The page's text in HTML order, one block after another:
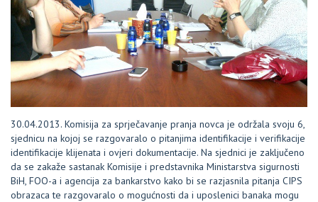
30.04.2013. Komisija za sprječavanje pranja novca je održala svoju 6,
sjednicu na kojoj se razgovaralo o pitanjima identifikacije i verifikacije
identifikacije klijenata i ovjeri dokumentacije. Na sjednici je zaključeno
da se zakaže sastanak Komisije i predstavnika Ministarstva sigurnosti
BiH, FOO-a i agencija za bankarstvo kako bi se razjasnila pitanja CIPS
obrazaca te razgovaralo o mogućnosti da i uposlenici banaka mogu